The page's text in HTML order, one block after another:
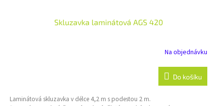
Skluzavka laminátová AGS 420
Na objednávku
Do košíku
Laminátová skluzavka v délce 4,2 m s podestou 2 m.